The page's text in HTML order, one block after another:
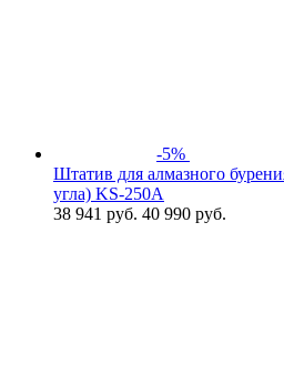
-5%
Штатив для алмазного
угла) KS-250A
38 941 руб. 40 990 руб.